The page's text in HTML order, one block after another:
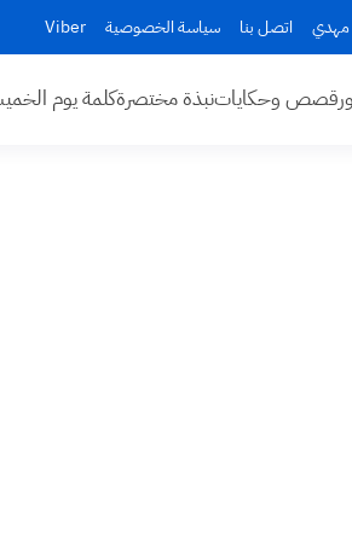
مهدي اتصل بنا سياسة الخصوصية Viber
قصص وحكاياتنبذة مختصرةكلمة يوم